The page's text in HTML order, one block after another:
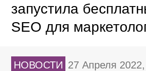
запустила
SEO для
НОВОСТИ 27 Апреля 2022,